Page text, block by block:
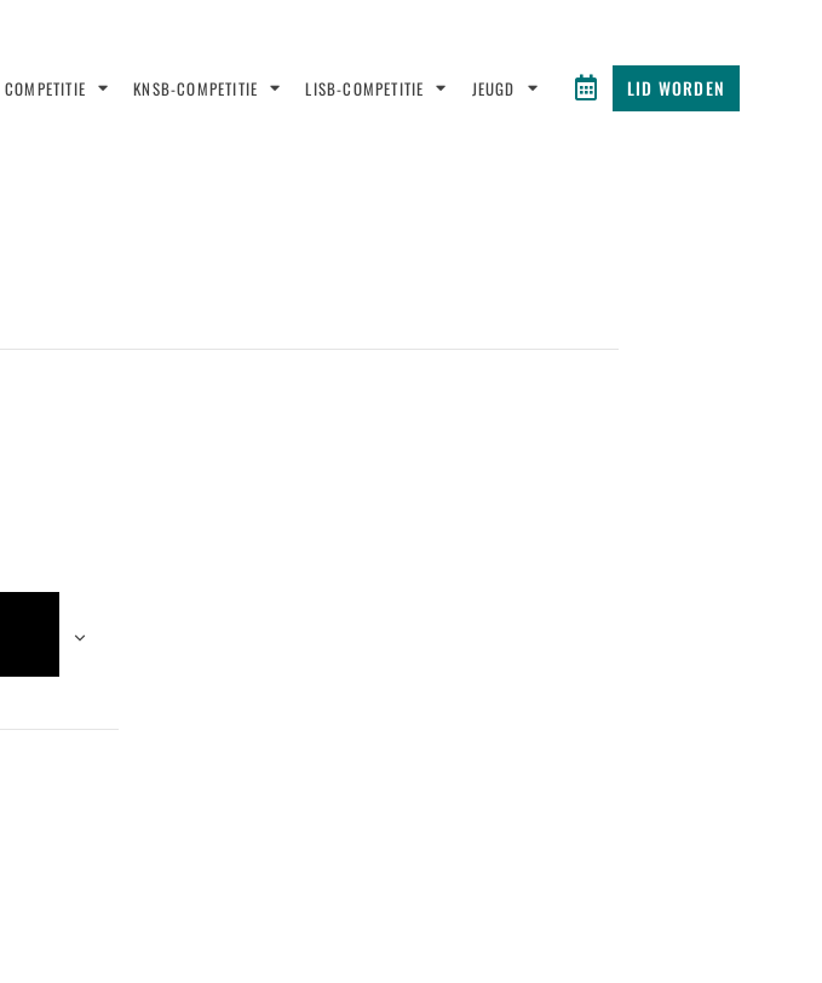
KNSB-COMPETITIE LISB-COMPETITIE JEUGD LID WORDEN